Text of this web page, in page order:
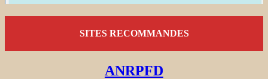
SITES RECOMMANDES
ANRPFD